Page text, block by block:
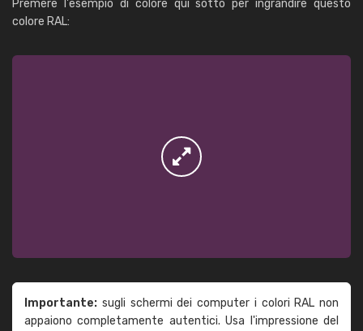
Premere l'esempio di colore qui sotto per ingrandire questo
colore RAL:
Importante: sugli schermi dei computer i colori RAL non
appaiono completamente autentici. Usa l'impressione del